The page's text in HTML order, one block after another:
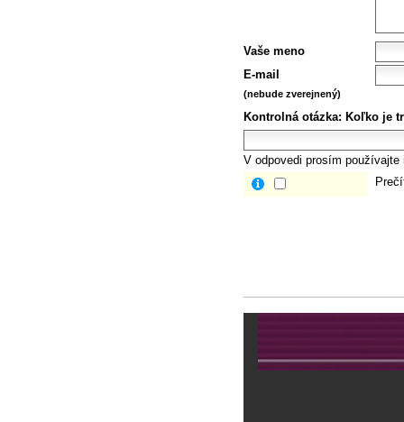
Vaše meno
E-mail
(nebude zverejnený)
Kontrolná otázka: Koľko je
V odpovedi prosím